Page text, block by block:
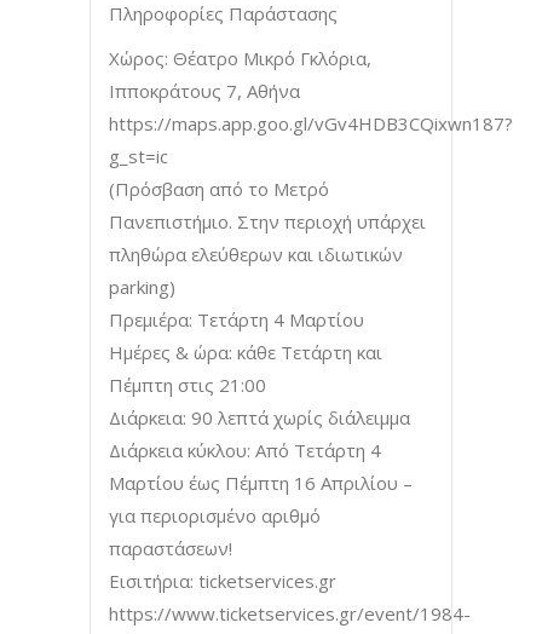
Πληροφορίες Παράστασης
Χώρος: Θέατρο Μικρό Γκλόρια,
Ιπποκράτους 7, Αθήνα
https://maps.app.goo.gl/vGv4HDB3CQixwn187?
g_st=ic
(Πρόσβαση από το Μετρό
Πανεπιστήμιο. Στην περιοχή υπάρχει
πληθώρα ελεύθερων και ιδιωτικών
parking)
Πρεμιέρα: Τετάρτη 4 Μαρτίου
Ημέρες & ώρα: κάθε Τετάρτη και
Πέμπτη στις 21:00
Διάρκεια: 90 λεπτά χωρίς διάλειμμα
Διάρκεια κύκλου: Από Τετάρτη 4
Μαρτίου έως Πέμπτη 16 Απριλίου –
για περιορισμένο αριθμό
παραστάσεων!
Εισιτήρια: ticketservices.gr
https://www.ticketservices.gr/event/1984-